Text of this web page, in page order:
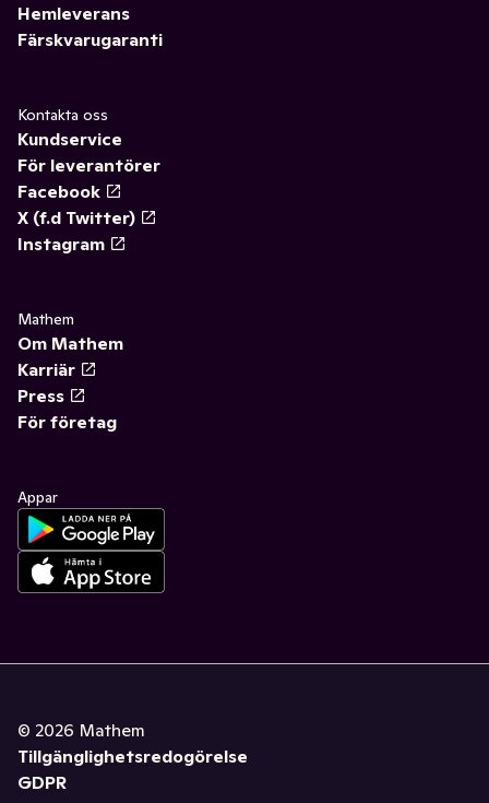
Hemleverans
Färskvarugaranti
Kontakta oss
Kundservice
För leverantörer
Facebook
X (f.d Twitter)
Instagram
Mathem
Om Mathem
Karriär
Press
För företag
Appar
© 2026 Mathem
Tillgänglighetsredogörelse
GDPR